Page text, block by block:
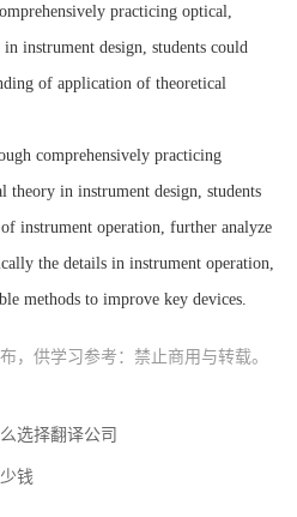
practicing optical,
instrument design, students could
of application of theoretical
comprehensively practicing
theory in instrument design, students
instrument operation, further analyze
the details in instrument operation,
methods to improve key devices.
，供学习参考：禁止商用与转载。
选择翻译公司
钱